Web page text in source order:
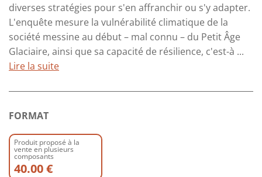
diverses stratégies pour s'en affranchir ou s'y adapter.
L'enquête mesure la vulnérabilité climatique de la
société messine au début – mal connu – du Petit Âge
Glaciaire, ainsi que sa capacité de résilience, c'est-à ...
Lire la suite
FORMAT
Produit proposé à la
vente en plusieurs
composants
40.00 €